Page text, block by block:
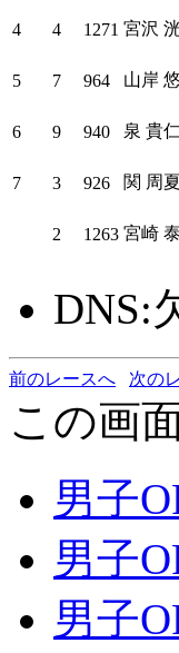
4 4 1271 宮沢
5 7 964 山岸
6 9 940 泉 貴
7 3 926 関 周
2 1263 宮崎
DNS:
前のレースへ 次の
この画
男子
男子
男子